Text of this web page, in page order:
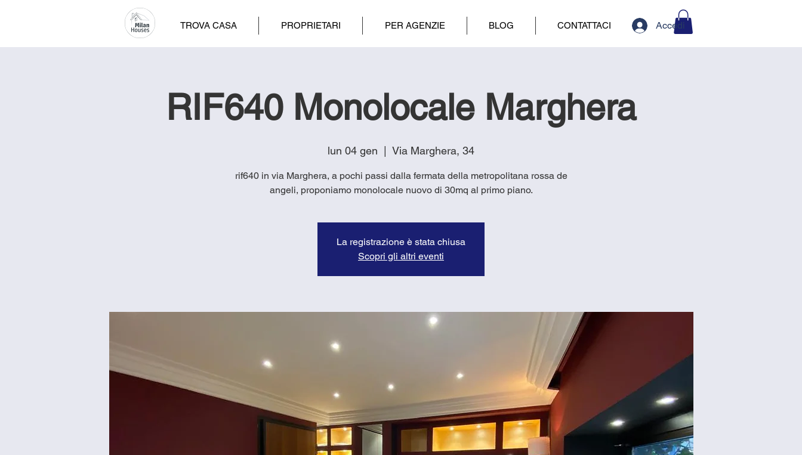
TROVA CASA PROPRIETARI PER AGENZIE BLOG CONTATTACI Accedi
RIF640 Monolocale Marghera
lun 04 gen
  |
Via Marghera, 34
rif640 in via Marghera, a pochi passi dalla fermata della metropolitana rossa de
angeli, proponiamo monolocale nuovo di 30mq al primo piano.
La registrazione è stata chiusa
Scopri gli altri eventi